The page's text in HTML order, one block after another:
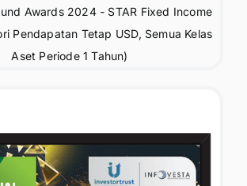
Awards 2024 - STAR Fixed Income
Pendapatan Tetap USD, Semua Kelas
Aset Periode 1 Tahun)